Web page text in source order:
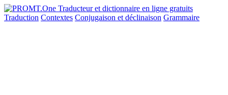
Traduction Contextes Conjugaison et déclinaison Grammaire